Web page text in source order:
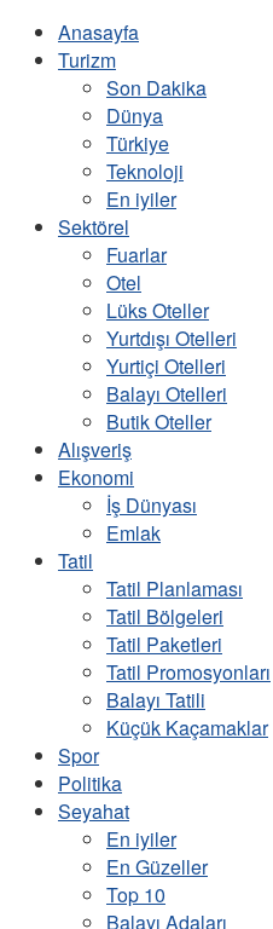
Anasayfa
Turizm
Son Dakika
Dünya
Türkiye
Teknoloji
En iyiler
Sektörel
Fuarlar
Otel
Lüks Oteller
Yurtdışı Otelleri
Yurtiçi Otelleri
Balayı Otelleri
Butik Oteller
Alışveriş
Ekonomi
İş Dünyası
Emlak
Tatil
Tatil Planlaması
Tatil Bölgeleri
Tatil Paketleri
Tatil Promosyonları
Balayı Tatili
Küçük Kaçamaklar
Spor
Politika
Seyahat
En iyiler
En Güzeller
Top 10
Balayı Adaları